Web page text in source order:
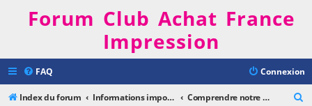
Forum Club Achat France
Impression
FAQ Connexion
Index du forum Informations importantes Comprendre notre forum